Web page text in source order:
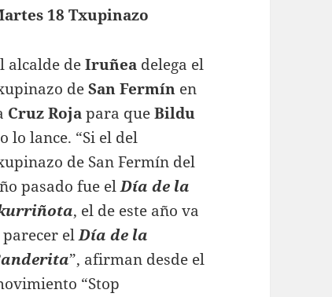
18 Txupinazo
alcalde deIruñea delega el
deSan Fermín en
Cruz Rojapara queBildu
lo lance. “Si el del
de San Fermín del
pasado fue elDía de la
, el de este año va
parecer elDía de la
”, afirman desde el
“Stop